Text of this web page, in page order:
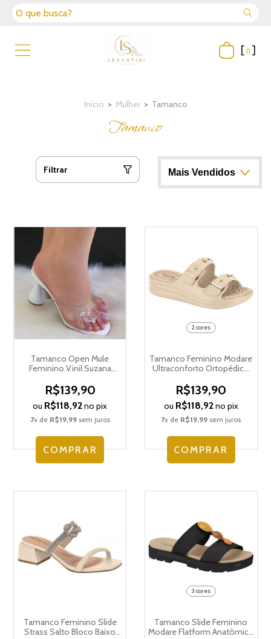
[ 0 ]
Início > Mulher > Tamanco
Tamanco
Filtrar
Tamanco Open Mule
Feminino Vinil Suzana
4101.74215
R$139,90
ou R$118,92no pix
7x de R$19,99sem juros
COMPRAR
2 cores
Tamanco Feminino Modare
Ultraconforto Ortopédico
R$139,90
ou R$118,92no pix
7x de R$19,99 sem juros
COMPRAR
Tamanco Feminino Slide
Strass Salto Bloco Baixo
3 cores
Tamanco Slide Feminino
Modare Flatform Anatômico